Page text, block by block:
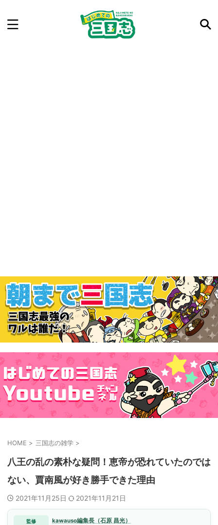
HOME > 三国志の雑学 >
八王の乱の素朴な疑問！恵帝が恐れていたのでは
ない、賈南風が好き勝手できた理由
2021年11月25日 2021年11月21日
監修 kawauso編集長（石原 昌光）